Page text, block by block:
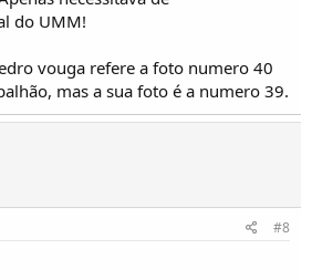
do UMM!
vouga refere a foto numero 40
mas a sua foto é a numero 39.
#8